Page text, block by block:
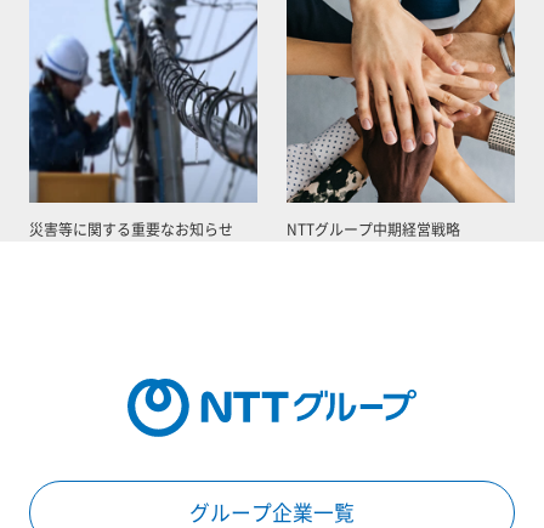
災害等に関する重要なお知らせ NTTグループ中期経営戦略
グループ企業一覧